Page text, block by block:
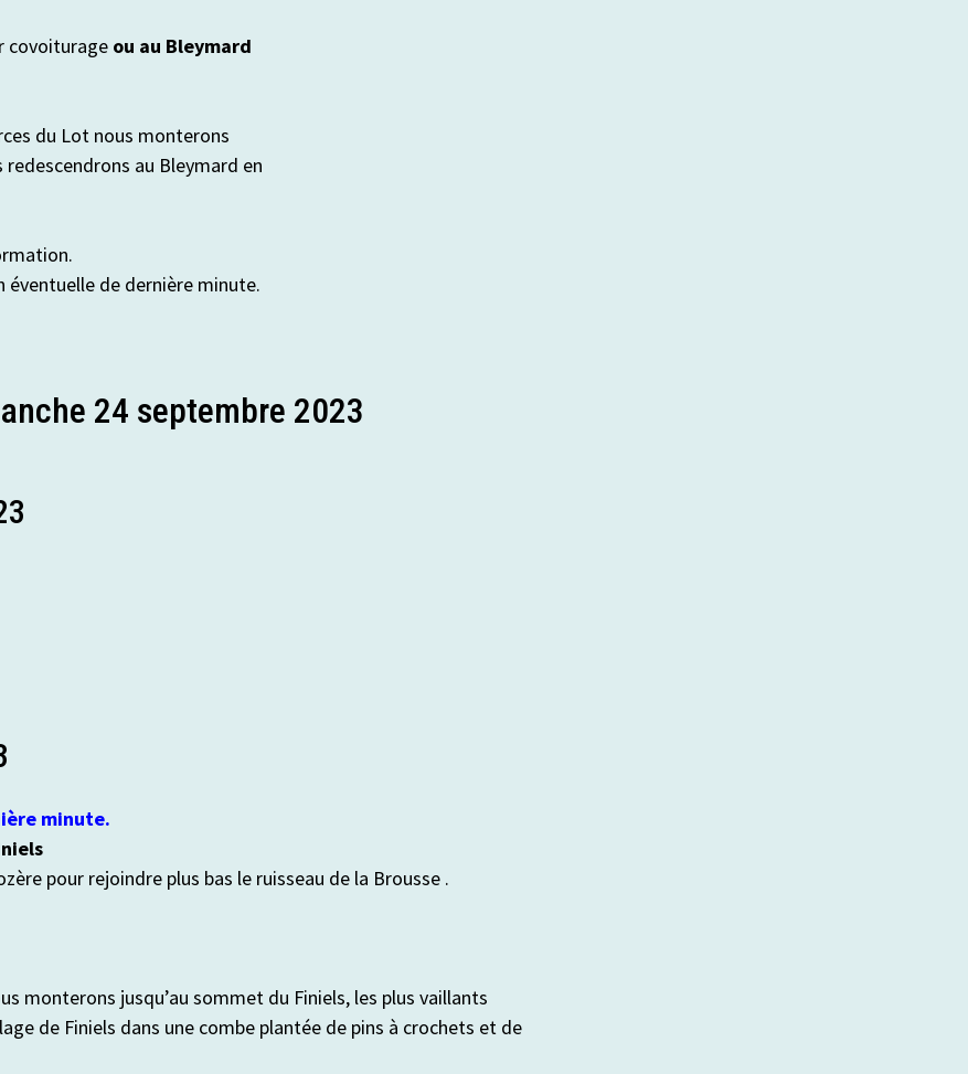
covoiturage ou au Bleymard
du Lot nous monterons
au Bleymard en
de dernière minute.
24 septembre 2023
minute.
pour rejoindre plus bas le ruisseau de la Brousse .
monterons jusqu’au sommet du Finiels, les plus vaillants
de Finiels dans une combe plantée de pins à crochets et de